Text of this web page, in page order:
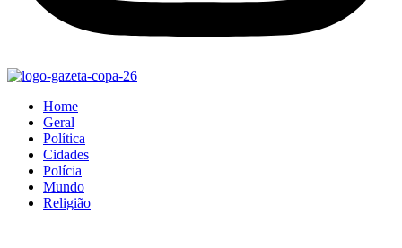
Home
Geral
Política
Cidades
Polícia
Mundo
Religião